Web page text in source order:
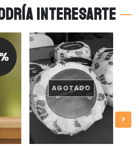
interesarte
AGOTADO